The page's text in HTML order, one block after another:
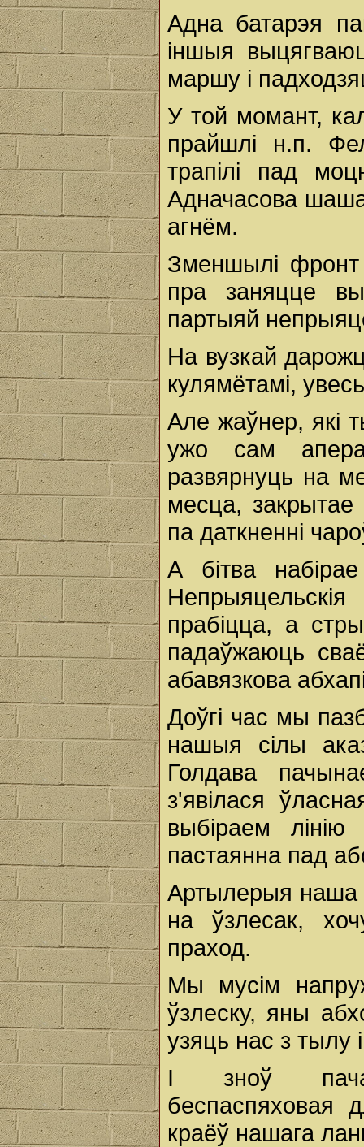
Адна батарэя
іншыя
маршу і
У той момант,
прайшлі н.п.
трапілі пад
Адначасова
агнём.
Зменшылі
пра заняцце
партыяй
На вузкай
кулямётамі,
Але жаўнер, які
ужо сам
развярнуць на
месца,
па даткненні
А бітва
прабіцца, а
падаўжаюць
абавязкова
Доўгі час мы
нашыя сілы
Голдава
з'явілася
выбіраем
пастаянна пад
Артылерыя наша
на ўзлесак,
праход.
Мы мусім
ўзлеску, яны
узяць нас з тылу
І зноў
беспаспяховая
краёў нашага